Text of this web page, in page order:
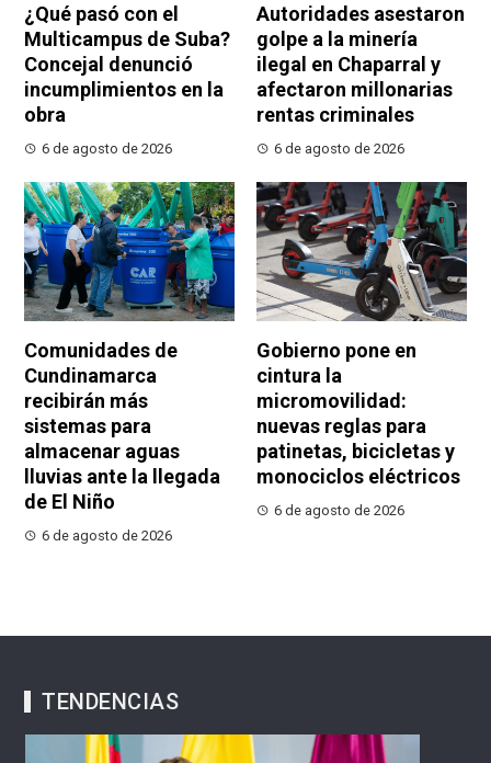
¿Qué pasó con el
Multicampus de Suba?
Concejal denunció
incumplimientos en la
obra
6 de agosto de 2026
Autoridades asestaron
golpe a la minería
ilegal en Chaparral y
afectaron millonarias
rentas criminales
6 de agosto de 2026
Comunidades de
Cundinamarca
recibirán más
sistemas para
almacenar aguas
lluvias ante la llegada
de El Niño
6 de agosto de 2026
Gobierno pone en
cintura la
micromovilidad:
nuevas reglas para
patinetas, bicicletas y
monociclos eléctricos
6 de agosto de 2026
TENDENCIAS